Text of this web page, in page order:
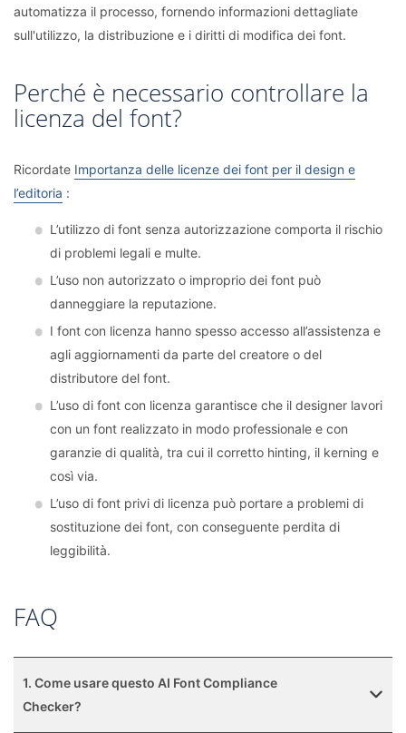
automatizza il processo, fornendo informazioni dettagliate
sull'utilizzo, la distribuzione e i diritti di modifica dei font.
Perché è necessario controllare la
licenza del font?
Ricordate Importanza delle licenze dei font per il design e
l’editoria :
L’utilizzo di font senza autorizzazione comporta il rischio
di problemi legali e multe.
L’uso non autorizzato o improprio dei font può
danneggiare la reputazione.
I font con licenza hanno spesso accesso all’assistenza e
agli aggiornamenti da parte del creatore o del
distributore del font.
L’uso di font con licenza garantisce che il designer lavori
con un font realizzato in modo professionale e con
garanzie di qualità, tra cui il corretto hinting, il kerning e
così via.
L’uso di font privi di licenza può portare a problemi di
sostituzione dei font, con conseguente perdita di
leggibilità.
FAQ
1. Come usare questo AI Font Compliance
Checker?